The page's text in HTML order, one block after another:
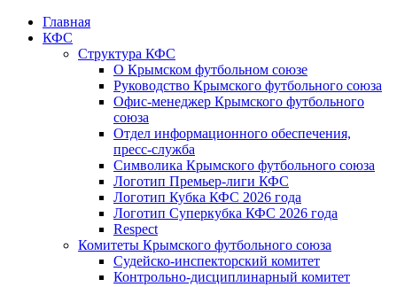
Главная
КФС
Структура КФС
О Крымском футбольном союзе
Руководство Крымского футбольного союза
Офис-менеджер Крымского футбольного
союза
Отдел информационного обеспечения,
пресс-служба
Символика Крымского футбольного союза
Логотип Премьер-лиги КФС
Логотип Кубка КФС 2026 года
Логотип Суперкубка КФС 2026 года
Respect
Комитеты Крымского футбольного союза
Судейско-инспекторский комитет
Контрольно-дисциплинарный комитет